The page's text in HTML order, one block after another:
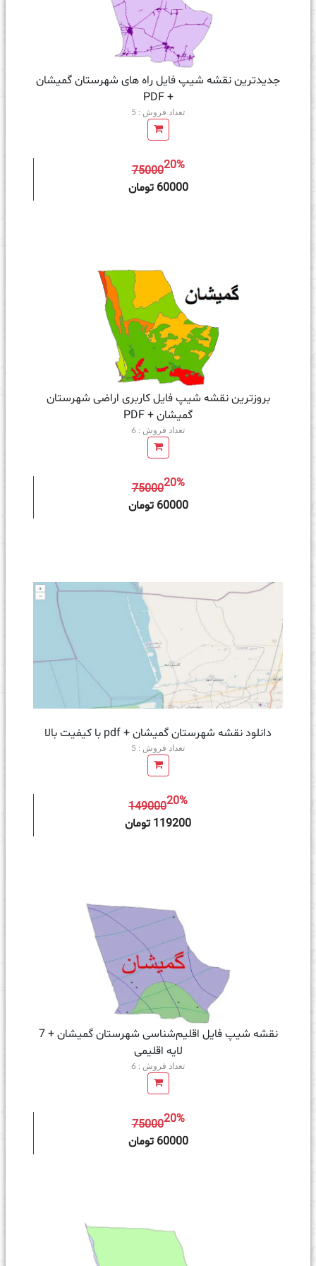
جدیدترین نقشه شیپ فایل راه های شهرستان گمیشان
+ PDF
تعداد فروش : 5
7500020%
60000 تومان
بروزترین نقشه شیپ فایل کاربری اراضی شهرستان
گمیشان + PDF
تعداد فروش : 6
7500020%
60000 تومان
دانلود نقشه شهرستان گمیشان + pdf با کیفیت بالا
تعداد فروش : 5
14900020%
119200 تومان
نقشه شیپ‌ فایل اقلیم‌شناسی شهرستان گمیشان + 7
لایه اقلیمی
تعداد فروش : 6
7500020%
60000 تومان